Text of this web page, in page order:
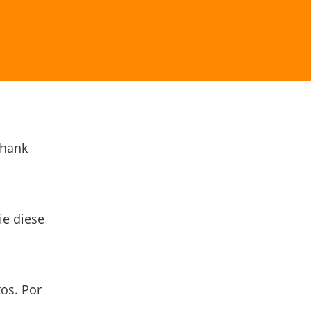
diese
Por